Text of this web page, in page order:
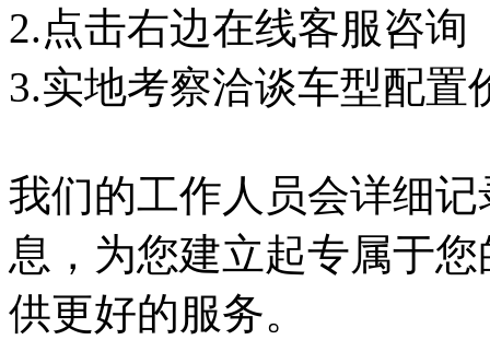
2.点击右边在线客服咨询
3.实地考察洽谈车型配置
我们的工作人员会详细
息，为您建立起专属于
供更好的服务。